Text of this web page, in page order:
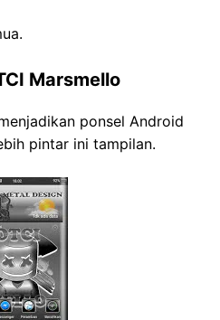
Marsmello
ponsel Android
pintar ini tampilan.